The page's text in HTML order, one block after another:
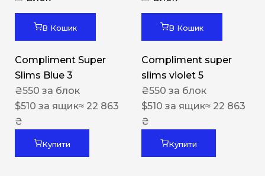
В Кошик
Compliment Super
Slims Blue 3
₴550 за блок
$510 за ящик≈ 22 863
₴
Купити
В Кошик
Compliment super
slims violet 5
₴550 за блок
$510 за ящик≈ 22 863
₴
Купити